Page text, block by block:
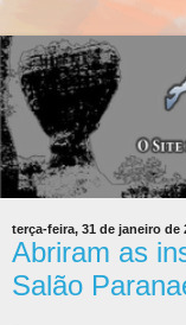
terça-feira, 31 de janeiro de
Abriram as
Salão